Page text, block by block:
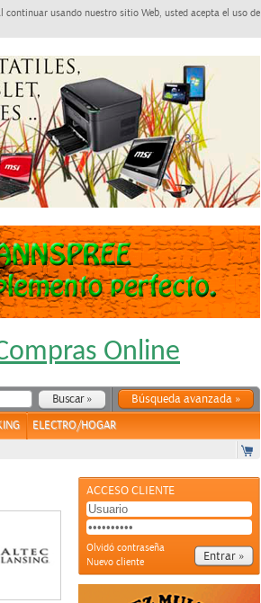
usando nuestro sitio Web, usted acepta el uso de
Online
Búsqueda avanzada »
ELECTRO/HOGAR
ACCESO CLIENTE
Olvidó contraseña
Nuevo cliente